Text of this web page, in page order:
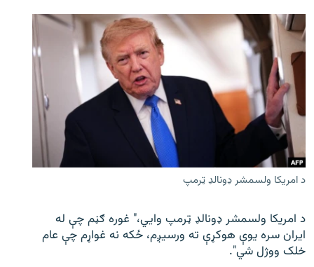
د امریکا ولسمشر ډونالډ ټرمپ
د امریکا ولسمشر ډونالډ ټرمپ وايي،" غوره ګڼم چې له
ایران سره یوې هوکړې ته ورسیږم، ځکه نه غواړم چې عام
خلک ووژل شي".